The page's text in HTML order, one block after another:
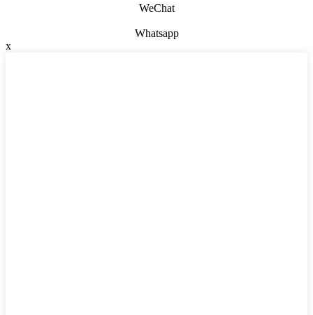
WeChat
Whatsapp
x